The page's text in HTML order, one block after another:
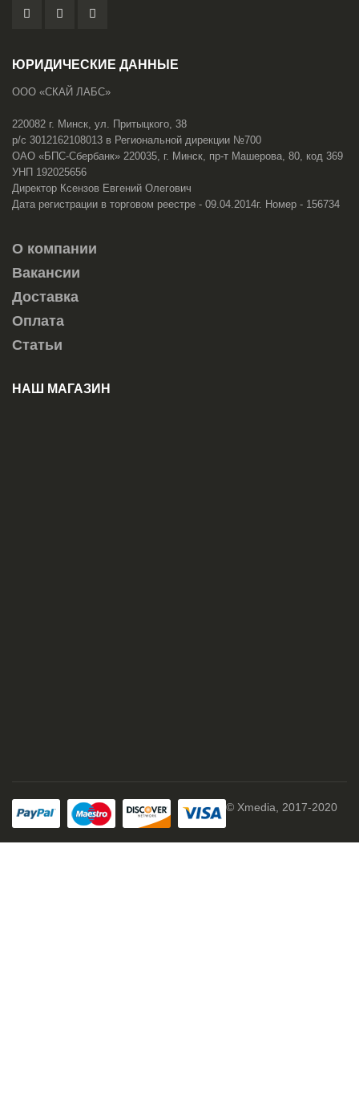
ЮРИДИЧЕСКИЕ ДАННЫЕ
ООО «СКАЙ ЛАБС»
220082 г. Минск, ул. Притыцкого, 38
р/с 3012162108013 в Региональной дирекции №700
ОАО «БПС-Сбербанк» 220035, г. Минск, пр-т Машерова, 80, код 369
УНП 192025656
Директор Ксензов Евгений Олегович
Дата регистрации в торговом реестре - 09.04.2014г. Номер - 156734
О компании
Вакансии
Доставка
Оплата
Статьи
НАШ МАГАЗИН
© Xmedia, 2017-2020